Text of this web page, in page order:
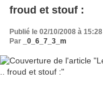
froud et stouf :
Publié le 02/10/2008 à 15:28
Par
_0_6_7_3_m